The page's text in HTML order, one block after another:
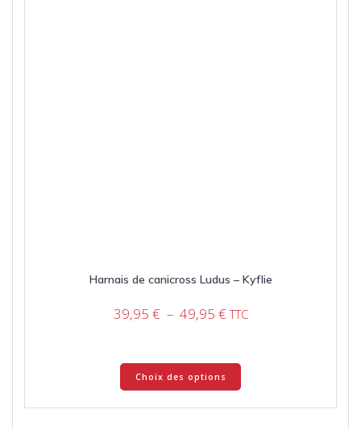
Harnais de canicross Ludus – Kyflie
39,95 € – 49,95 €Plage
39,95 €
TTC
Choix des options
Ce
plusieurs